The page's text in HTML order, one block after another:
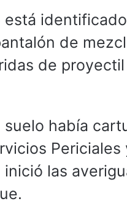
de
de
había
Periciales
las